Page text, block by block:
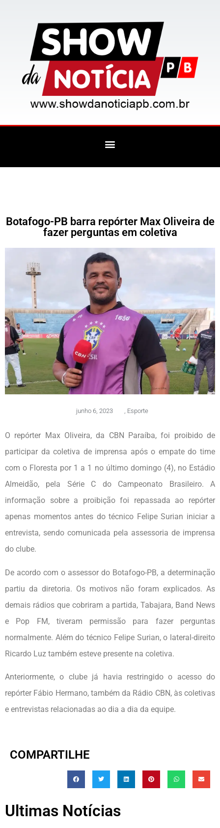
Botafogo-PB barra repórter Max Oliveira de
fazer perguntas em coletiva
junho 6, 2023 , Esporte
O repórter Max Oliveira, da CBN Paraíba, foi proibido de
participar da coletiva de imprensa após o empate do time
com o Floresta por 1 a 1 no último domingo (4), no Estádio
Almeidão, pela Série C do Campeonato Brasileiro. A
informação sobre a proibição foi repassada ao repórter
apenas momentos antes do técnico Felipe Surian iniciar a
entrevista, sendo comunicada pela assessoria de imprensa
do clube.
De acordo com o assessor do Botafogo-PB, a determinação
partiu da diretoria. Os motivos não foram explicados. As
demais rádios que cobriram a partida, Tabajara, Band News
e Pop FM, tiveram permissão para fazer perguntas
normalmente. Além do técnico Felipe Surian, o lateral-direito
Ricardo Luz também esteve presente na coletiva.
Anteriormente, o clube já havia restringido o acesso do
repórter Fábio Hermano, também da Rádio CBN, às coletivas
e entrevistas relacionadas ao dia a dia da equipe.
COMPARTILHE
Ultimas Notícias